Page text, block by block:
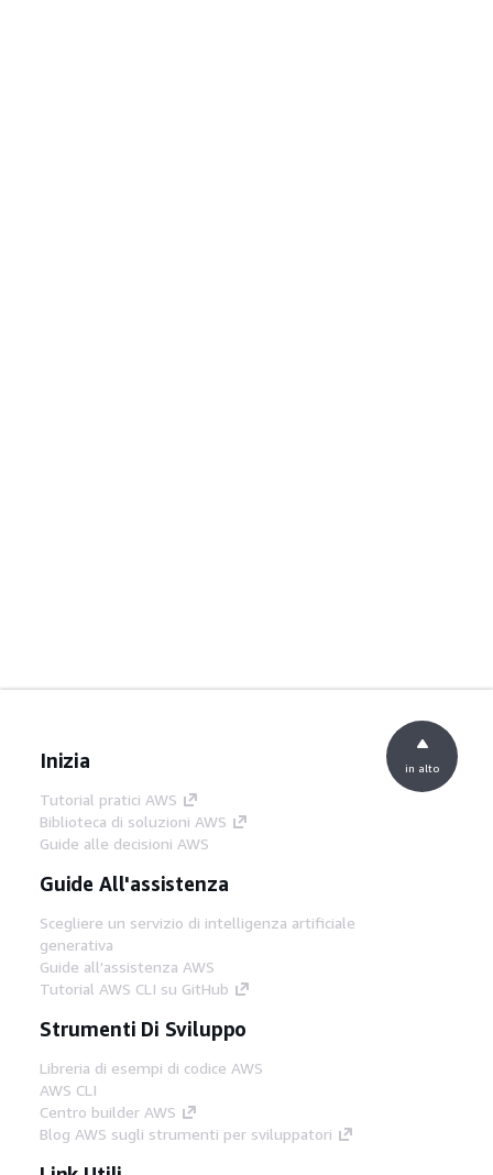
Inizia
Tutorial pratici AWS
Biblioteca di soluzioni AWS
Guide alle decisioni AWS
Guide All'assistenza
Scegliere un servizio di intelligenza artificiale
generativa
Guide all'assistenza AWS
Tutorial AWS CLI su GitHub
Strumenti Di Sviluppo
Libreria di esempi di codice AWS
AWS CLI
Centro builder AWS
Blog AWS sugli strumenti per sviluppatori
in alto